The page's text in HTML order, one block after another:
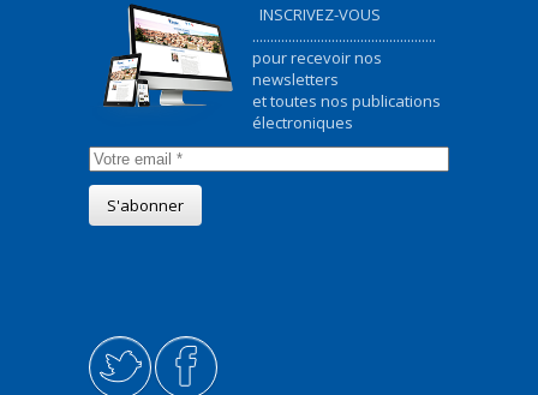
INSCRIVEZ-VOUS
...................................................
pour recevoir nos
newsletters
et toutes nos publications
électroniques